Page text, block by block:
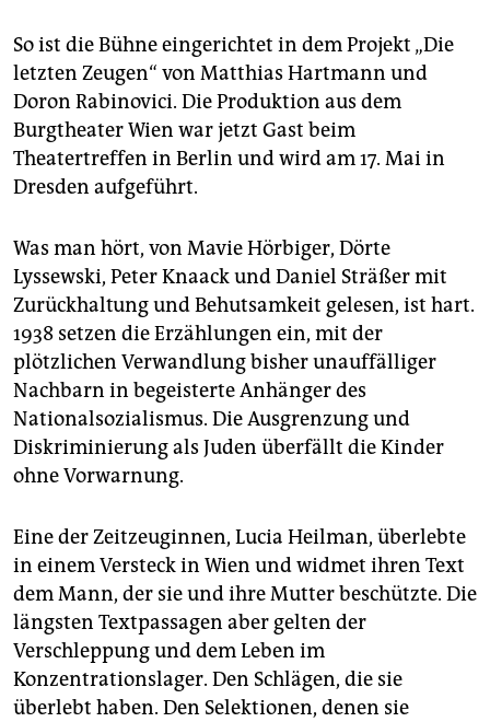
So ist die Bühne eingerichtet in dem Projekt „Die
letzten Zeugen“ von Matthias Hartmann und
Doron Rabinovici. Die Produktion aus dem
Burgtheater Wien war jetzt Gast beim
Theatertreffen in Berlin und wird am 17. Mai in
Dresden aufgeführt.
Was man hört, von Mavie Hörbiger, Dörte
Lyssewski, Peter Knaack und Daniel Sträßer mit
Zurückhaltung und Behutsamkeit gelesen, ist hart.
1938 setzen die Erzählungen ein, mit der
plötzlichen Verwandlung bisher unauffälliger
Nachbarn in begeisterte Anhänger des
Nationalsozialismus. Die Ausgrenzung und
Diskriminierung als Juden überfällt die Kinder
ohne Vorwarnung.
Eine der Zeitzeuginnen, Lucia Heilman, überlebte
in einem Versteck in Wien und widmet ihren Text
dem Mann, der sie und ihre Mutter beschützte. Die
längsten Textpassagen aber gelten der
Verschleppung und dem Leben im
Konzentrationslager. Den Schlägen, die sie
überlebt haben. Den Selektionen, denen sie